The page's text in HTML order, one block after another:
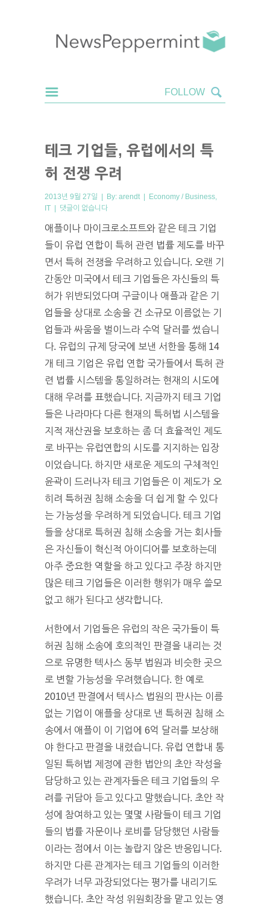
테크 기업들, 유럽에서의 특
허 전쟁 우려
2013년 9월 27일 | By: arendt | Economy / Business
IT | 댓글이 없습니다
애플이나 마이크로소프트와 같은 테크 기업
들이 유럽 연합이 특허 관련 법률 제도를 바꾸
면서 특허 전쟁을 우려하고 있습니다. 오랜 기
간동안 미국에서 테크 기업들은 자신들의 특
허가 위반되었다며 구글이나 애플과 같은 기
업들을 상대로 소송을 건 소규모 이름없는 기
업들과 싸움을 벌이느라 수억 달러를 썼습니
다. 유럽의 규제 당국에 보낸 서한을 통해 14
개 테크 기업은 유럽 연합 국가들에서 특허 관
련 법률 시스템을 통일하려는 현재의 시도에
대해 우려를 표했습니다. 지금까지 테크 기업
들은 나라마다 다른 현재의 특허법 시스템을
지적 재산권을 보호하는 좀 더 효율적인 제도
로 바꾸는 유럽연합의 시도를 지지하는 입장
이었습니다. 하지만 새로운 제도의 구체적인
윤곽이 드러나자 테크 기업들은 이 제도가 오
히려 특허권 침해 소송을 더 쉽게 할 수 있다
는 가능성을 우려하게 되었습니다. 테크 기업
들을 상대로 특허권 침해 소송을 거는 회사들
은 자신들이 혁신적 아이디어를 보호하는데
아주 중요한 역할을 하고 있다고 주장 하지만
많은 테크 기업들은 이러한 행위가 매우 쓸모
없고 해가 된다고 생각합니다.
서한에서 기업들은 유럽의 작은 국가들이 특
허권 침해 소송에 호의적인 판결을 내리는 것
으로 유명한 텍사스 동부 법원과 비슷한 곳으
로 변할 가능성을 우려했습니다. 한 예로
2010년 판결에서 텍사스 법원의 판사는 이름
없는 기업이 애플을 상대로 낸 특허권 침해 소
송에서 애플이 이 기업에 6억 달러를 보상해
야 한다고 판결을 내렸습니다. 유럽 연합내 통
일된 특허법 제정에 관한 법안의 초안 작성을
담당하고 있는 관계자들은 테크 기업들의 우
려를 귀담아 듣고 있다고 말했습니다. 초안 작
성에 참여하고 있는 몇몇 사람들이 테크 기업
들의 법률 자문이나 로비를 담당했던 사람들
이라는 점에서 이는 놀랍지 않은 반응입니다.
하지만 다른 관계자는 테크 기업들의 이러한
우려가 너무 과장되었다는 평가를 내리기도
했습니다. 초안 작성 위원회장을 맡고 있는 영